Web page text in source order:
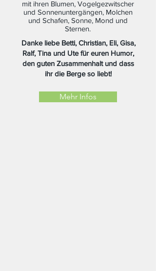
mit ihren Blumen, Vogelgezwitscher
und Sonnenuntergängen, Molchen
und Schafen, Sonne, Mond und
Sternen.
Danke liebe Betti, Christian, Eli, Gisa,
Ralf, Tina und Ute für euren Humor,
den guten Zusammenhalt und dass
ihr die Berge so liebt!
Mehr Infos